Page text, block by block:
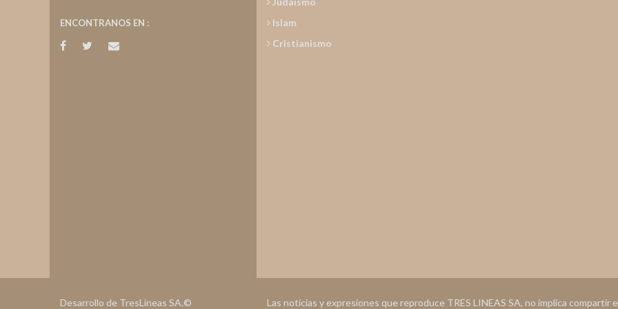
ENCONTRANOS EN :
Islam
Cristianismo
Las noticias y expresiones que reproduce TRES LINEAS SA, no implica compartir
Desarrollo de TresLineas SA.©